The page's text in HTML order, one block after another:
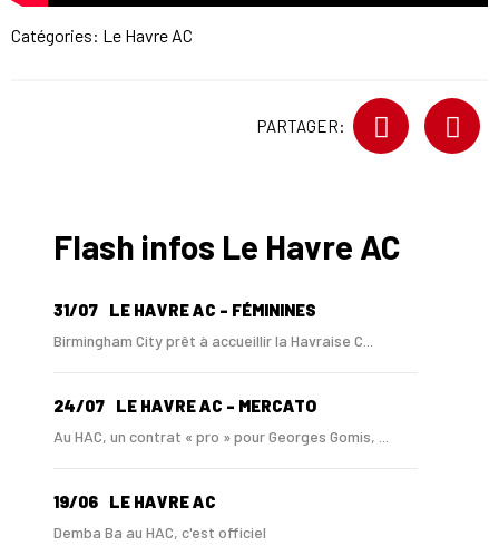
Catégories: Le Havre AC
PARTAGER:
Flash infos Le Havre AC
31/07 LE HAVRE AC - FÉMININES
Birmingham City prêt à accueillir la Havraise C...
24/07 LE HAVRE AC - MERCATO
Au HAC, un contrat « pro » pour Georges Gomis, ...
19/06 LE HAVRE AC
Demba Ba au HAC, c'est officiel